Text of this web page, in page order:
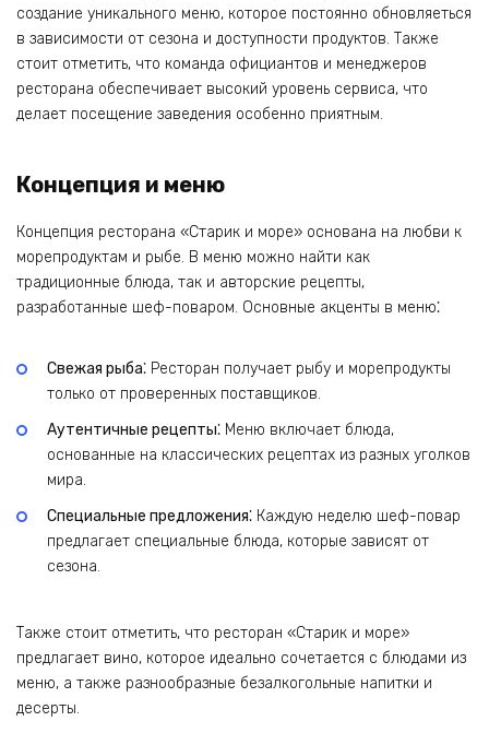
создание уникального меню, которое постоянно обновляеться
в зависимости от сезона и доступности продуктов. Также
стоит отметить, что команда официантов и менеджеров
ресторана обеспечивает высокий уровень сервиса, что
делает посещение заведения особенно приятным.
Концепция и меню
Концепция ресторана «Старик и море» основана на любви к
морепродуктам и рыбе. В меню можно найти как
традиционные блюда, так и авторские рецепты,
разработанные шеф-поваром. Основные акценты в меню⁚
Свежая рыба⁚ Ресторан получает рыбу и морепродукты
только от проверенных поставщиков.
Аутентичные рецепты⁚ Меню включает блюда,
основанные на классических рецептах из разных уголков
мира.
Специальные предложения⁚ Каждую неделю шеф-повар
предлагает специальные блюда, которые зависят от
сезона.
Также стоит отметить, что ресторан «Старик и море»
предлагает вино, которое идеально сочетается с блюдами из
меню, а также разнообразные безалкогольные напитки и
десерты.